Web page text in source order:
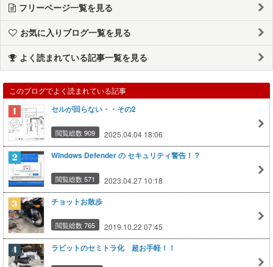
フリーページ一覧を見る
お気に入りブログ一覧を見る
よく読まれている記事一覧を見る
このブログでよく読まれている記事
セルが回らない・・その2
閲覧総数 909 2025.04.04 18:06
Windows Defender の セキュリティ警告！？
閲覧総数 571 2023.04.27 10:18
チョットお散歩
閲覧総数 765 2019.10.22 07:45
ラビットのセミトラ化 超お手軽！！